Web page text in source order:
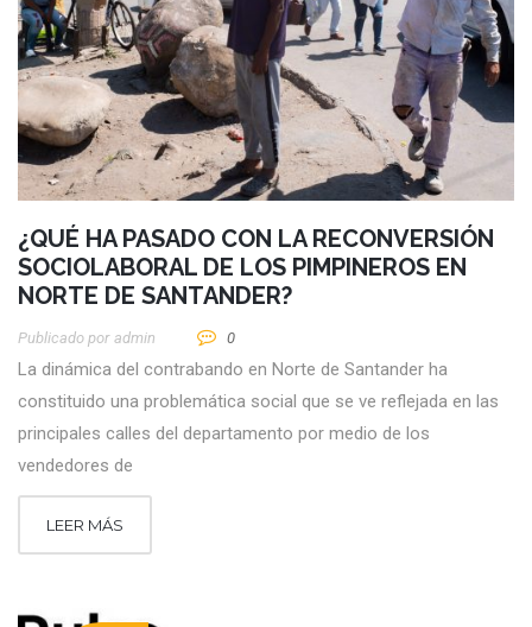
¿QUÉ HA PASADO CON LA RECONVERSIÓN
SOCIOLABORAL DE LOS PIMPINEROS EN
NORTE DE SANTANDER?
Publicado por Admin 0
La dinámica del contrabando en Norte de Santander ha
constituido una problemática social que se ve reflejada en las
principales calles del departamento por medio de los
vendedores de
LEER MÁS